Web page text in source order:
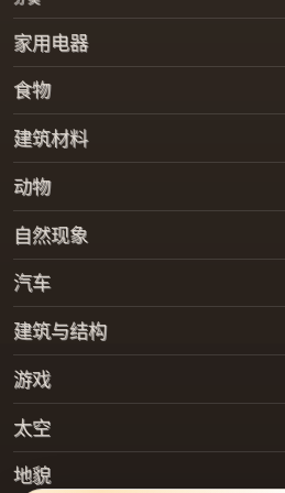
家用电器
食物
建筑材料
动物
自然现象
汽车
建筑与结构
游戏
太空
地貌